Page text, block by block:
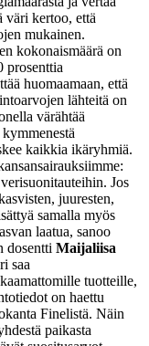
väri kertoo, että
mukainen.
kokonaismäärä on
prosenttia
huomaamaan, että
lähteitä on
värähtää
kaikkia ikäryhmiä.
Jos
juuresten,
samalla myös
laatua, sanoo
dosentti Maijaliisa
saa
tuotteille,
on haettu
Finelistä. Näin
paikasta